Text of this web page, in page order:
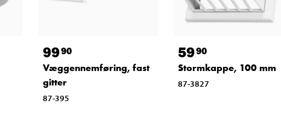
9990
Væggennemføring, fast
gitter
87-395
5990
Stormkappe, 100 mm
87-3827